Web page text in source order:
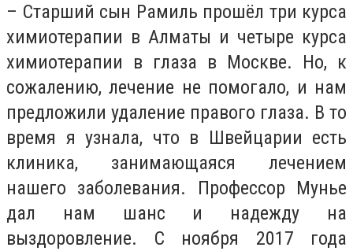
– Старший сын Рамиль прошёл три курса
химиотерапии в Алматы и четыре курса
химиотерапии в глаза в Москве. Но, к
сожалению, лечение не помогало, и нам
предложили удаление правого глаза. В то
время я узнала, что в Швейцарии есть
клиника, занимающаяся лечением
нашего заболевания. Профессор Мунье
дал нам шанс и надежду на
выздоровление. С ноября 2017 года